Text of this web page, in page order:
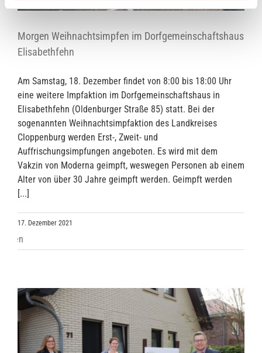
Morgen Weihnachtsimpfen im Dorfgemeinschaftshaus
Elisabethfehn
Am Samstag, 18. Dezember findet von 8:00 bis 18:00 Uhr
eine weitere Impfaktion im Dorfgemeinschaftshaus in
Elisabethfehn (Oldenburger Straße 85) statt. Bei der
sogenannten Weihnachtsimpfaktion des Landkreises
Cloppenburg werden Erst-, Zweit- und
Auffrischungsimpfungen angeboten. Es wird mit dem
Vakzin von Moderna geimpft, weswegen Personen ab einem
Alter von über 30 Jahre geimpft werden. Geimpft werden
[...]
17. Dezember 2021